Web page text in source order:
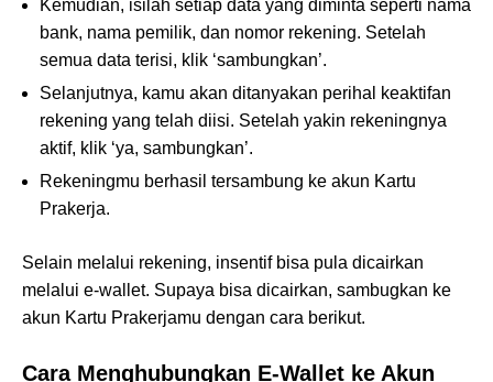
Kemudian, isilah setiap data yang diminta seperti nama
bank, nama pemilik, dan nomor rekening. Setelah
semua data terisi, klik ‘sambungkan’.
Selanjutnya, kamu akan ditanyakan perihal keaktifan
rekening yang telah diisi. Setelah yakin rekeningnya
aktif, klik ‘ya, sambungkan’.
Rekeningmu berhasil tersambung ke akun Kartu
Prakerja.
Selain melalui rekening, insentif bisa pula dicairkan
melalui e-wallet. Supaya bisa dicairkan, sambugkan ke
akun Kartu Prakerjamu dengan cara berikut.
Cara Menghubungkan E-Wallet ke Akun